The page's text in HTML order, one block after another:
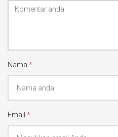
Nama *
Email *